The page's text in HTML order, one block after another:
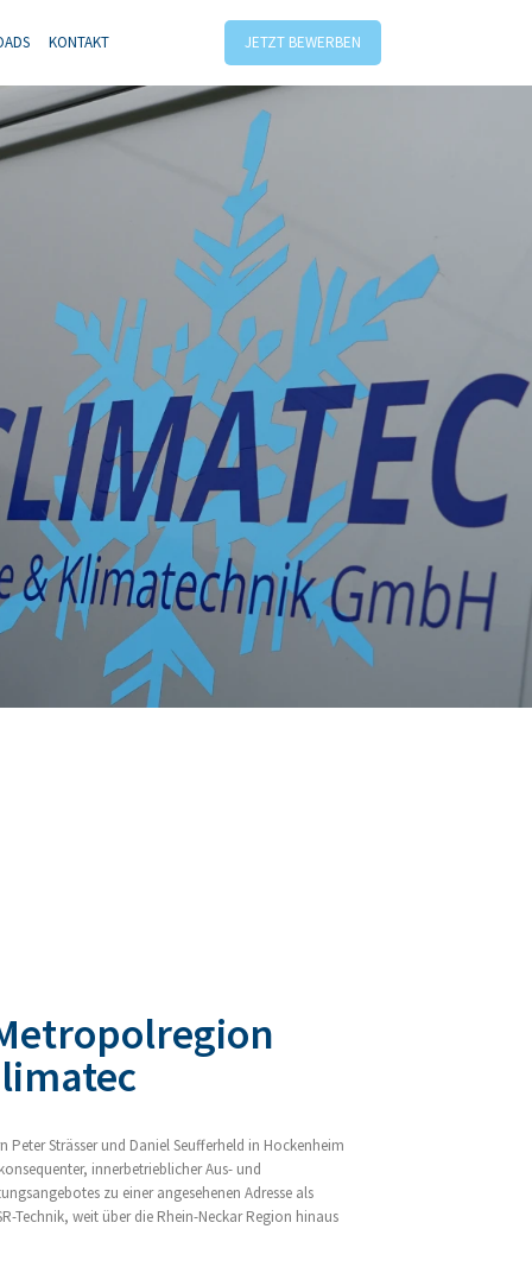
KONTAKT JETZT BEWERBEN
Peter Strässer und Daniel Seufferheld in Hockenheim
innerbetrieblicher Aus- und
zu einer angesehenen Adresse als
Technik, weit über die Rhein-Neckar Region hinaus